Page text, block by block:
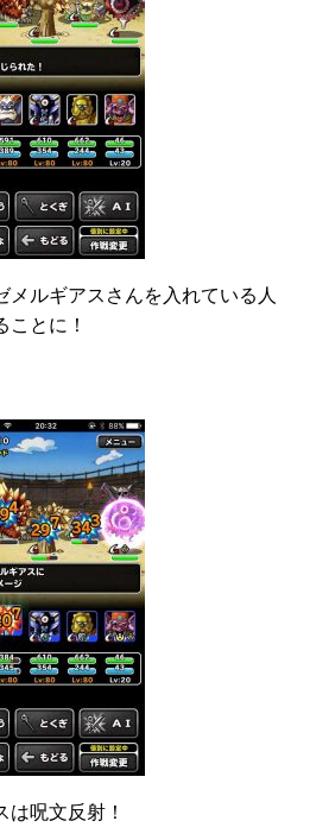
メルギアスさんを入れている人
ことに！
は呪文反射！